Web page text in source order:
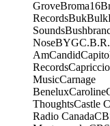
GroveBroma16
RecordsBukBulk
Sounds
NoseBYGC.B.R.
AmCandid
RecordsCapriccio
MusicCarnage
BeneluxCaroline
ThoughtsCastle
Radio Canada